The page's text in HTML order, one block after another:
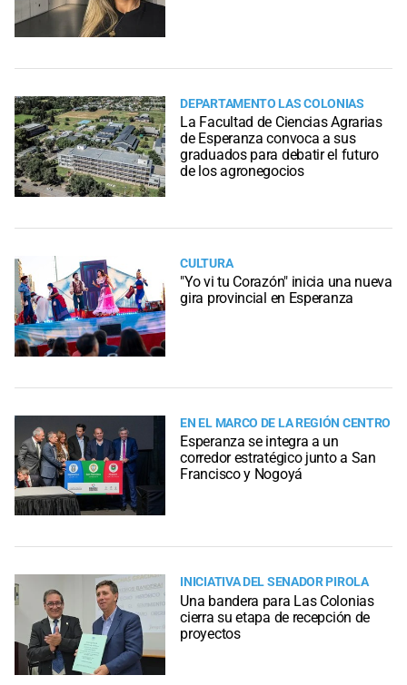
DEPARTAMENTO LAS COLONIAS
La Facultad de Ciencias Agrarias
de Esperanza convoca a sus
graduados para debatir el futuro
de los agronegocios
CULTURA
"Yo vi tu Corazón" inicia una nueva
gira provincial en Esperanza
EN EL MARCO DE LA REGIÓN CENTRO
Esperanza se integra a un
corredor estratégico junto a San
Francisco y Nogoyá
INICIATIVA DEL SENADOR PIROLA
Una bandera para Las Colonias
cierra su etapa de recepción de
proyectos